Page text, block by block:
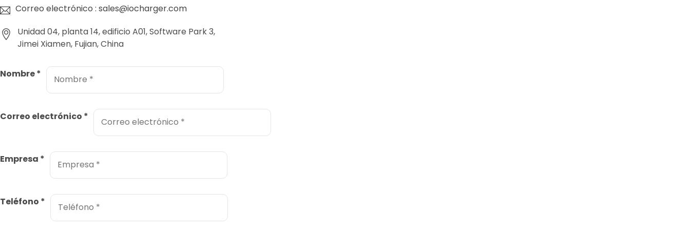
Correo electrónico : sales@iocharger.com
Unidad 04, planta 14, edificio A01, Software Park 3,
Jimei Xiamen, Fujian, China
Nombre*
Correo electrónico *
Empresa *
Teléfono *